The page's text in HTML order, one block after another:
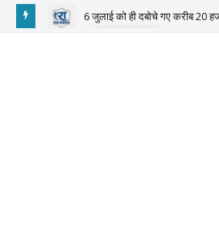
6 जुलाई को ही दबोचे गए करीब 20